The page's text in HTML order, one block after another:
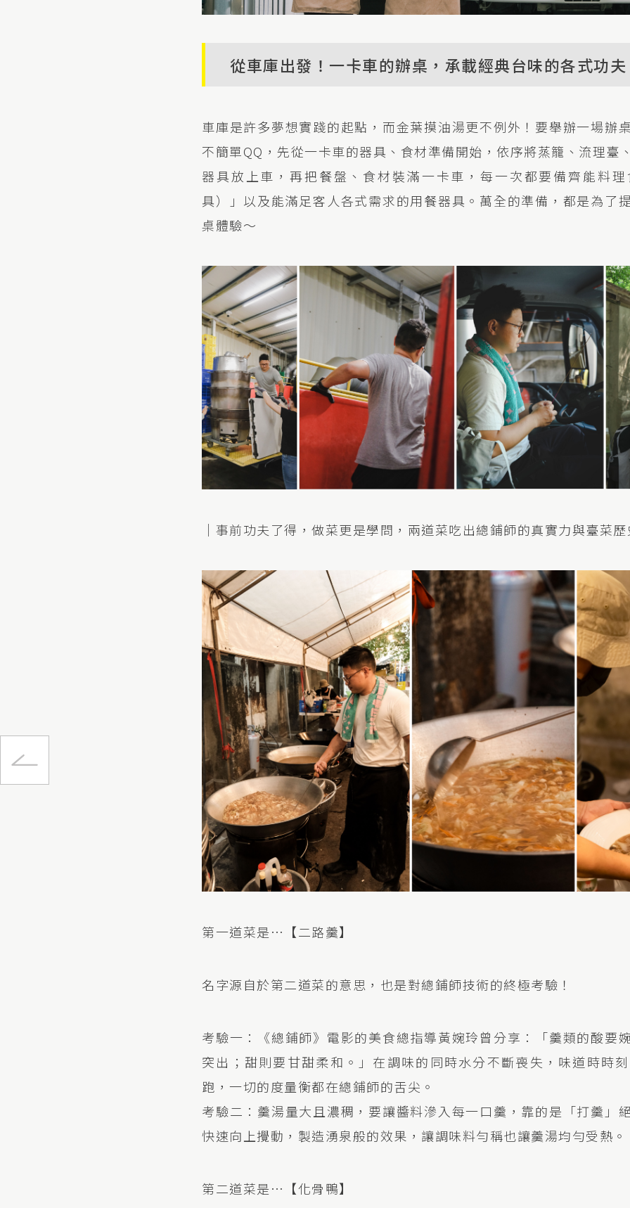
從車庫出發！一卡車的辦桌，承載經典台味的各式功夫
車庫是許多夢想實踐的起點，而金葉摸油湯更不例外！要舉辦一場辦
不簡單QQ，先從一卡車的器具、食材準備開始，依序將蒸籠、流理臺
器具放上車，再把餐盤、食材裝滿一卡車，每一次都要備齊能料
具）」以及能滿足客人各式需求的用餐器具。萬全的準備，都是為了
桌體驗～
｜事前功夫了得，做菜更是學問，兩道菜吃出總鋪師的真實力與臺菜
第一道菜是…【二路羹】
名字源自於第二道菜的意思，也是對總鋪師技術的終極考驗！
考驗一：《總鋪師》電影的美食總指導黃婉玲曾分享：「羹類的酸要
突出；甜則要甘甜柔和。」在調味的同時水分不斷喪失，味道時時
跑，一切的度量衡都在總鋪師的舌尖。
考驗二：羹湯量大且濃稠，要讓醬料滲入每一口羹，靠的是「打羹」
快速向上攪動，製造湧泉般的效果，讓調味料勻稱也讓羹湯均勻受熱。
第二道菜是…【化骨鴨】
今夏